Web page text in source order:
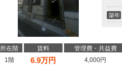
築年
所在階 賃料 管理費・共益費
1階
6.9万円 4,000円